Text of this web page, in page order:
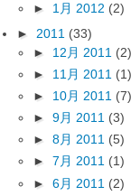
► 1月 2012 (2)
► 2011 (33)
► 12月 2011 (2)
► 11月 2011 (1)
► 10月 2011 (7)
► 9月 2011 (3)
► 8月 2011 (5)
► 7月 2011 (1)
► 6月 2011 (2)